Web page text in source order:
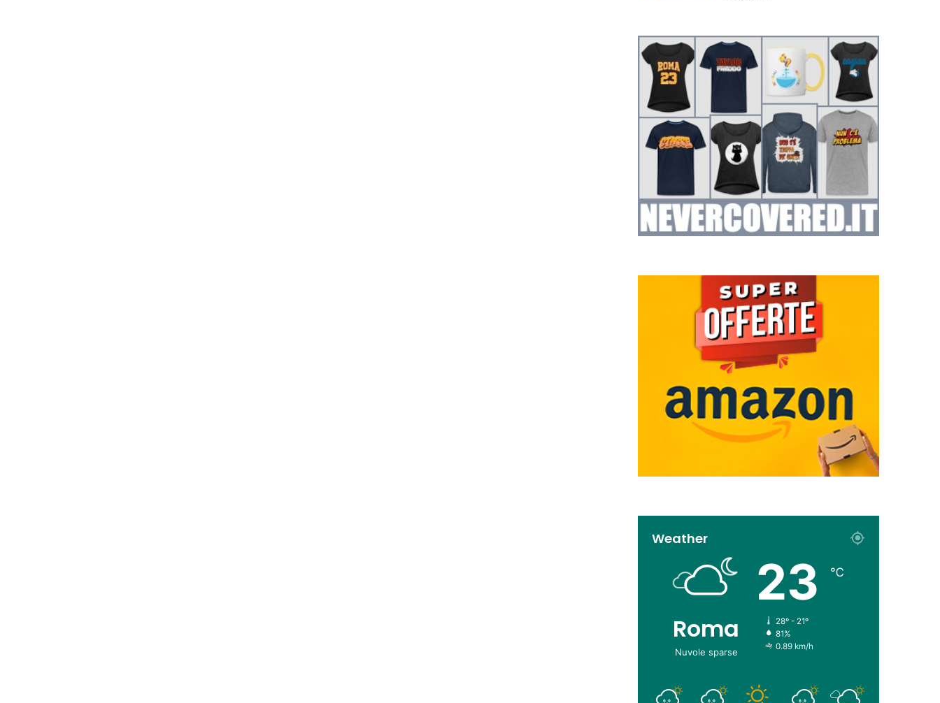
Weather
Roma
Nuvole sparse
23 ℃
28º - 21º
81%
0.89 km/h